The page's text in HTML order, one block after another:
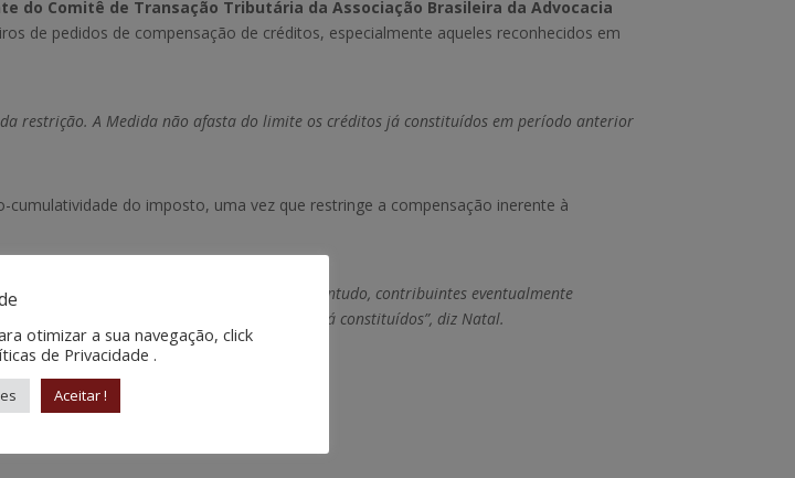
do Comitê de Transação Tributária da Associação Brasileira da Advocacia
de pedidos de compensação de créditos, especialmente aqueles reconhecidos em
restrição. A Medida não afasta do limite os créditos já constituídos em período anterior
do imposto, uma vez que restringe a compensação inerente à
no Supremo Tribunal Federal (STF). Contudo, contribuintes eventualmente
de compensar normalmente créditos já constituídos”, diz Natal.
instabilidade-juridica/
otimizar a sua navegação, click
de Privacidade .
Aceitar !